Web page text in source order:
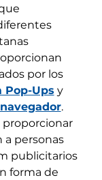
por los
Pop-Ups y
.
proporcionar
a personas
publicitarios
forma de